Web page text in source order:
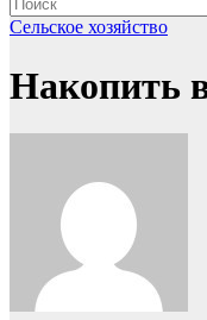
Сельское хозяйство
Накопить